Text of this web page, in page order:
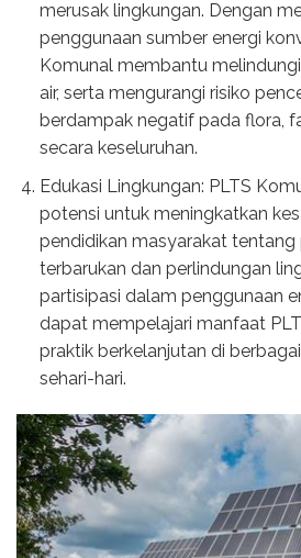
merusak lingkungan. Dengan
penggunaan sumber energi
Komunal membantu
air, serta mengurangi risiko
berdampak negatif pada flora,
secara keseluruhan.
Edukasi Lingkungan: PLTS
potensi untuk meningkatkan
pendidikan masyarakat tentang
terbarukan dan perlindungan
partisipasi dalam penggunaan
dapat mempelajari manfaat
praktik berkelanjutan di
sehari-hari.